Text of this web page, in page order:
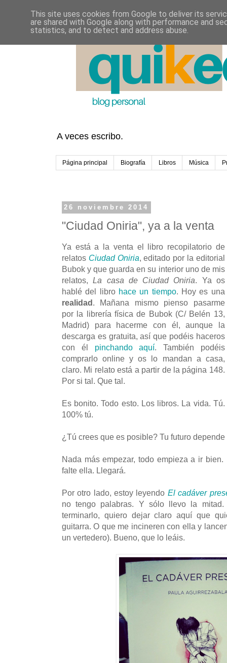
A veces escribo.
Página principal Biografía Libros Música
26 noviembre 2014
"Ciudad Oniria", ya a la venta
Ya está a la venta el libro recopilatorio de
relatos Ciudad Oniria, editado por la editorial
Bubok y que guarda en su interior uno de mis
relatos,La casa de Ciudad Oniria. Ya os
hablé del libro hace un tiempo. Hoy es una
realidad. Mañana mismo pienso pasarme
por la librería física de Bubok (C/ Belén 13,
Madrid) para hacerme con él, aunque la
descarga es gratuita, así que podéis haceros
con él pinchando aquí. También podéis
comprarlo online y os lo mandan a casa,
claro. Mi relato está a partir de la página 148.
Por si tal. Que tal.
Es bonito. Todo esto. Los libros. La vida. Tú.
100% tú.
¿Tú crees que es posible? Tu futuro
Nada más empezar, todo empieza a ir
falte ella. Llegará.
Por otro lado, estoy leyendo El cadáver
no tengo palabras. Y sólo llevo la
terminarlo, quiero dejar claro aquí que
guitarra. O que me incineren con ella y
un vertedero). Bueno, que lo leáis.
This site uses cookies from Google to deliver its
are shared with Google along with performance and
statistics, and to detect and address abuse.